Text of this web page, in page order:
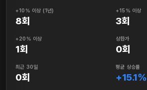
+10% 이상 (1년)
8회
+15% 이상
3회
+20% 이상
1회
상한가
0회
최근 30일
0회
평균 상승률
+15.1%